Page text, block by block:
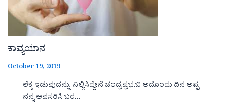
ಕಾವ್ಯಯಾನ
October 19, 2019
ಲೆಕ್ಕ ಇಡುವುದನ್ನು ನಿಲ್ಲಿಸಿದ್ದೇನೆ ಚಂದ್ರಪ್ರಭ.ಬಿ ಅದೊಂದು ದಿನ ಅಪ್ಪ
ನನ್ನ ಅವಸರಿಸಿ ಬರ…